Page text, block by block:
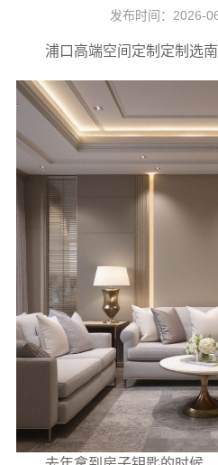
发布时间：2026-
浦口高端空间定制定制选